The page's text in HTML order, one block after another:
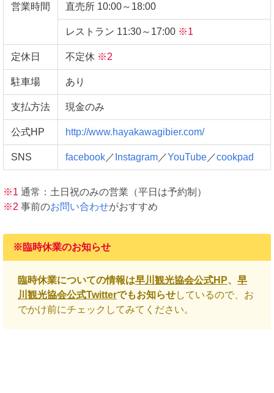
営業時間 直売所 10:00～18:00
レストラン 11:30～17:00 ※1
定休日 不定休 ※2
駐車場 あり
支払方法 現金のみ
公式HP http://www.hayakawagibier.com/
SNS facebook ／ Instagram ／YouTube ／cookpad
※1 通常：土日祝のみの営業（平日は予約制）
※2 事前のお問い合わせがおすすめ
※臨時休業のお知らせ
臨時休業についての情報は早川観光協会公式HP、 早
川観光協会公式Twitterでもお知らせしているので、お
でかけ前にチェックしてみてください。